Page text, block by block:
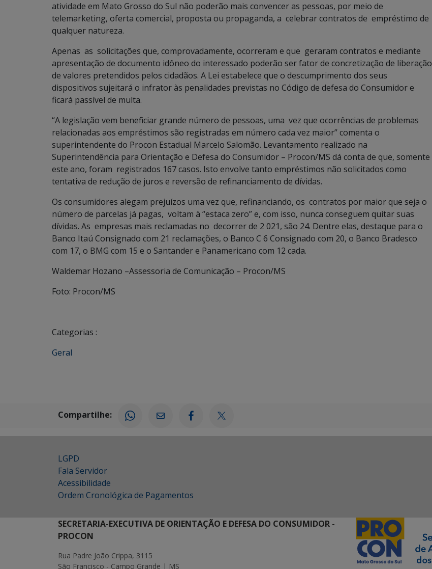
atividade em Mato Grosso do Sul não poderão mais convencer as pessoas, por meio de
telemarketing, oferta comercial, proposta ou propaganda, a celebrar contratos de empréstimo de
qualquer natureza.
Apenas as solicitações que, comprovadamente, ocorreram e que geraram contratos e mediante
apresentação de documento idôneo do interessado poderão ser fator de concretização de liberação
de valores pretendidos pelos cidadãos. A Lei estabelece que o descumprimento dos seus
dispositivos sujeitará o infrator às penalidades previstas no Código de defesa do Consumidor e
ficará passível de multa.
“A legislação vem beneficiar grande número de pessoas, uma vez que ocorrências de problemas
relacionadas aos empréstimos são registradas em número cada vez maior” comenta o
superintendente do Procon Estadual Marcelo Salomão. Levantamento realizado na
Superintendência para Orientação e Defesa do Consumidor – Procon/MS dá conta de que, somente
este ano, foram registrados 167 casos. Isto envolve tanto empréstimos não solicitados como
tentativa de redução de juros e reversão de refinanciamento de dívidas.
Os consumidores alegam prejuízos uma vez que, refinanciando, os contratos por maior que seja o
número de parcelas já pagas, voltam à “estaca zero” e, com isso, nunca conseguem quitar suas
dívidas. As empresas mais reclamadas no decorrer de 2 021, são 24. Dentre elas, destaque para o
Banco Itaú Consignado com 21 reclamações, o Banco C 6 Consignado com 20, o Banco Bradesco
com 17, o BMG com 15 e o Santander e Panamericano com 12 cada.
Waldemar Hozano –Assessoria de Comunicação – Procon/MS
Foto: Procon/MS
Categorias :
Geral
Compartilhe:
LGPD
Fala Servidor
Acessibilidade
Ordem Cronológica de Pagamentos
SECRETARIA-EXECUTIVA DE ORIENTAÇÃO E DEFESA DO CONSUMIDOR -
PROCON
Rua Padre João Crippa, 3115
São Francisco - Campo Grande | MS